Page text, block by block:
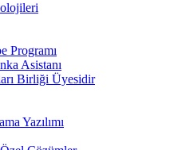
Programı
Asistanı
Birliği Üyesidir
Yazılımı